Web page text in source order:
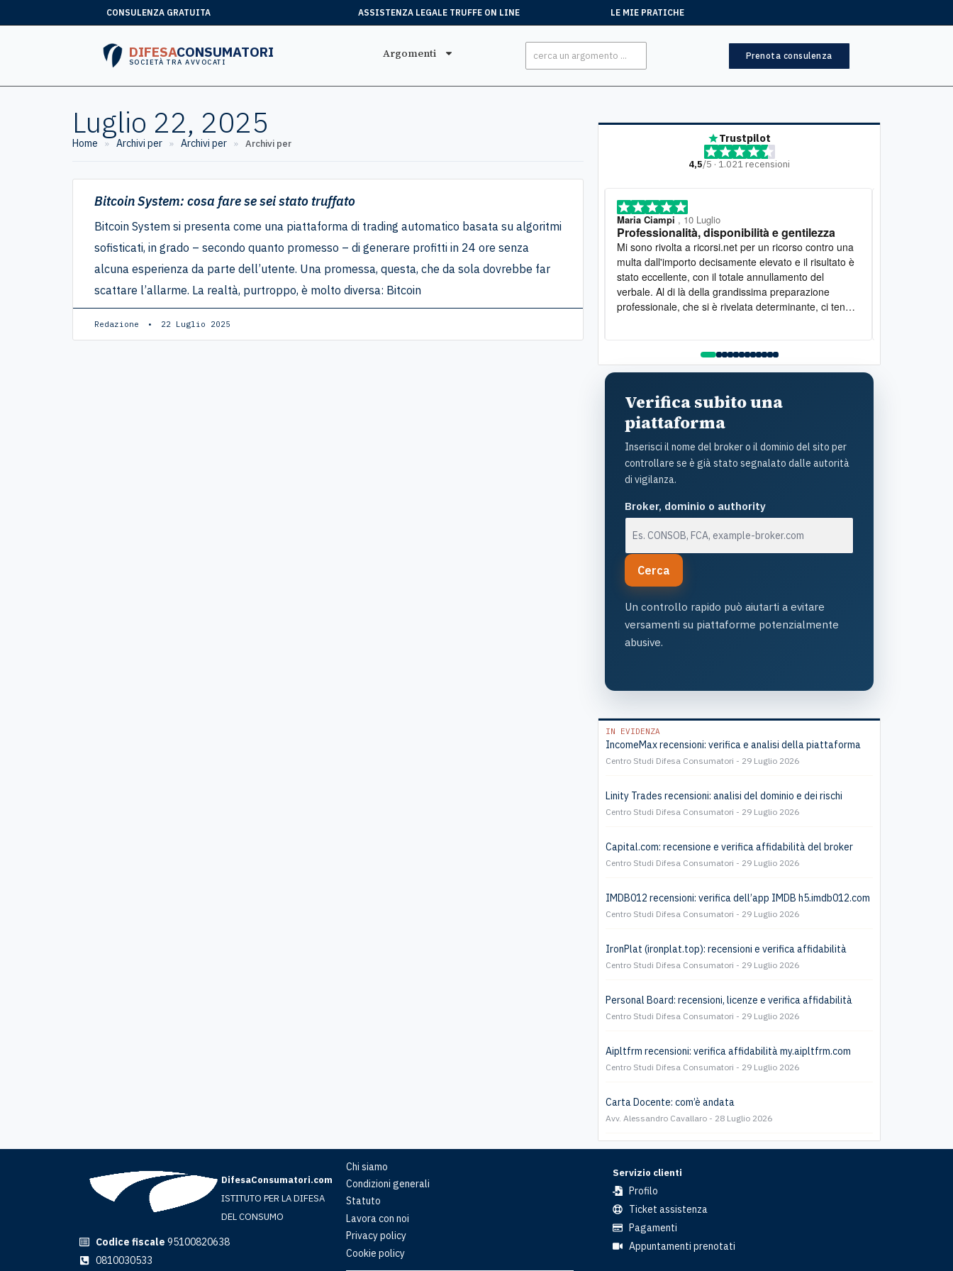
CONSULENZA GRATUITA ASSISTENZA LEGALE TRUFFE ON LINE LE MIE PRATICHE
DIFESACONSUMATORI
SOCIETÀ TRA AVVOCATI
Argomenti Prenota consulenza
Luglio 22, 2025
Home » Archivi per » Archivi per » Archivi per
Bitcoin System: cosa fare se sei stato truffato
Bitcoin System si presenta come una piattaforma di trading automatico basata su algoritmi
sofisticati, in grado – secondo quanto promesso – di generare profitti in 24 ore senza
alcuna esperienza da parte dell’utente. Una promessa, questa, che da sola dovrebbe far
scattare l’allarme. La realtà, purtroppo, è molto diversa: Bitcoin
Redazione 22 Luglio 2025
Trustpilot
4,5/5 · 1.021 recensioni
Stefano , 15 Luglio
Tutto perfetto
Ero stato truffato. Mi sono rivolto all'associazione e
sono riuscito a ottenere soddisfazione
Maria Ciampi , 10 Luglio
Professionalità, disponibilità e gentilezza
Mi sono rivolta a ricorsi.net per un ricorso contro una
multa dall'importo decisamente elevato e il risultato è
stato eccellente, con il totale annullamento del
verbale. Al di là della grandissima preparazione
professionale, che si è rivelata determinante, ci tengo
Verifica subito una
piattaforma
Inserisci il nome del broker o il dominio del sito per
controllare se è già stato segnalato dalle autorità
di vigilanza.
Broker, dominio o authority
Cerca
Un controllo rapido può aiutarti a evitare
versamenti su piattaforme potenzialmente
abusive.
IN EVIDENZA
IncomeMax recensioni: verifica e analisi della piattaforma
Centro Studi Difesa Consumatori 29 Luglio 2026
Linity Trades recensioni: analisi del dominio e dei rischi
Centro Studi Difesa Consumatori 29 Luglio 2026
Capital.com: recensione e verifica affidabilità del broker
Centro Studi Difesa Consumatori 29 Luglio 2026
IMDB012 recensioni: verifica dell’app IMDB h5.imdb012.com
Centro Studi Difesa Consumatori 29 Luglio 2026
IronPlat (ironplat.top): recensioni e verifica affidabilità
Centro Studi Difesa Consumatori 29 Luglio 2026
Personal Board: recensioni, licenze e verifica affidabilità
Centro Studi Difesa Consumatori 29 Luglio 2026
Aipltfrm recensioni: verifica affidabilità my.aipltfrm.com
Centro Studi Difesa Consumatori 29 Luglio 2026
Carta Docente: com’è andata
Avv. Alessandro Cavallaro 28 Luglio 2026
DifesaConsumatori.com
ISTITUTO PER LA DIFESA
DEL CONSUMO
Codice fiscale 95100820638
0810030533
Chi siamo
Condizioni generali
Statuto
Lavora con noi
Privacy policy
Cookie policy
Servizio clienti
Profilo
Ticket assistenza
Pagamenti
Appuntamenti prenotati